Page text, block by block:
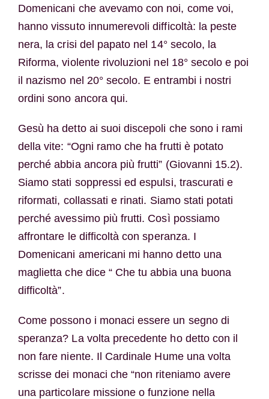
Domenicani che avevamo con noi, come voi,
hanno vissuto innumerevoli difficoltà: la peste
nera, la crisi del papato nel 14° secolo, la
Riforma, violente rivoluzioni nel 18° secolo e poi
il nazismo nel 20° secolo. E entrambi i nostri
ordini sono ancora qui.
Gesù ha detto ai suoi discepoli che sono i rami
della vite: “Ogni ramo che ha frutti è potato
perché abbia ancora più frutti” (Giovanni 15.2).
Siamo stati soppressi ed espulsi, trascurati e
riformati, collassati e rinati. Siamo stati potati
perché avessimo più frutti. Così possiamo
affrontare le difficoltà con speranza. I
Domenicani americani mi hanno detto una
maglietta che dice “ Che tu abbia una buona
difficoltà”.
Come possono i monaci essere un segno di
speranza? La volta precedente ho detto con il
non fare niente. Il Cardinale Hume una volta
scrisse dei monaci che “non riteniamo avere
una particolare missione o funzione nella